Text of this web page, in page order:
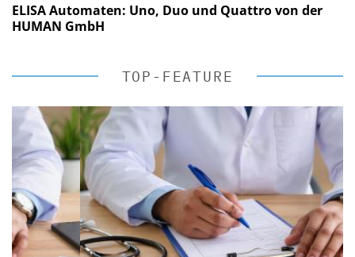
ELISA Automaten: Uno, Duo und Quattro von der
HUMAN GmbH
TOP-FEATURE